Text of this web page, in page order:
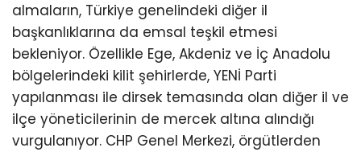
almaların, Türkiye genelindeki diğer il
başkanlıklarına da emsal teşkil etmesi
bekleniyor. Özellikle Ege, Akdeniz ve İç Anadolu
bölgelerindeki kilit şehirlerde, YENİ Parti
yapılanması ile dirsek temasında olan diğer il ve
ilçe yöneticilerinin de mercek altına alındığı
vurgulanıyor. CHP Genel Merkezi, örgütlerden